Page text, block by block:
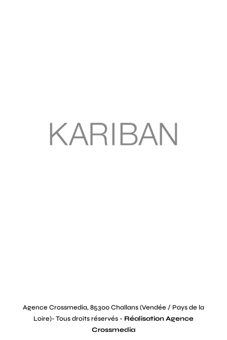
Agence Crossmedia, 85300 Challans (Vendée / Pays de la
Loire)- Tous droits réservés - Réalisation Agence
Crossmedia